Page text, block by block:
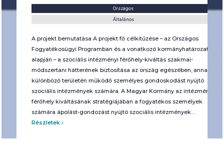
Országos
Általános
A projekt bemutatása A projekt fő célkitűzése – az Országos
Fogyatékosügyi Programban és a vonatkozó kormányhatározat
alapján – a szociális intézményi férőhely-kiváltás szakmai-
módszertani hátterének biztosítása az ország egészében, annak
különböző területén működő személyes gondoskodást nyújtó
szociális intézmények számára. A Magyar Kormány az intézményi
férőhely kiváltásának stratégiájában a fogyatékos személyek
számára ápolást-gondozást nyújtó szociális intézmények…
Részletek